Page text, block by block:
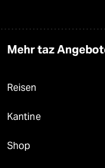
Mehr taz
Reisen
Kantine
Shop